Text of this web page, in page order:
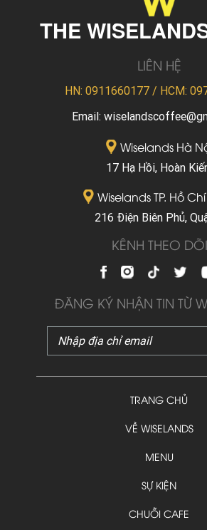
THE
TRANG CHỦ
VỀ WISELANDS
MENU
SỰ KIỆN
CHUỖI CAFE
KÊNH THEO DÕI
ĐĂNG KÝ NHẬN TIN TỪ
LIÊN HỆ
HN: 0911660177 / HCM:
Email:
Wiselands Hà
17 Hạ Hồi, Hoàn
Wiselands TP. Hồ
216 Điện Biên Phủ,